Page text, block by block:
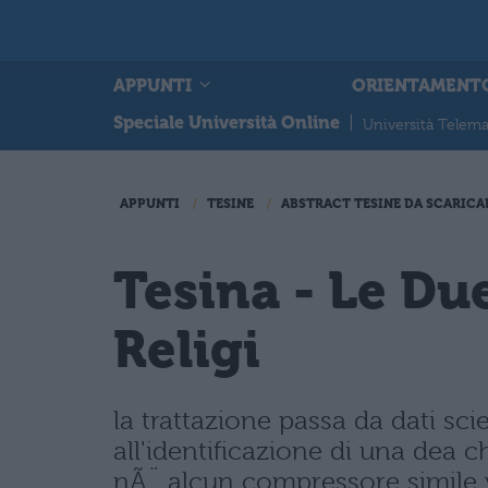
APPUNTI
Speciale Università Online
Università
APPUNTI TESINE ABSTRACT TESINE DA
Tesina - Le
Religi
la trattazione passa da dati
all'identificazione di una dea
nÃ¨ alcun compressore